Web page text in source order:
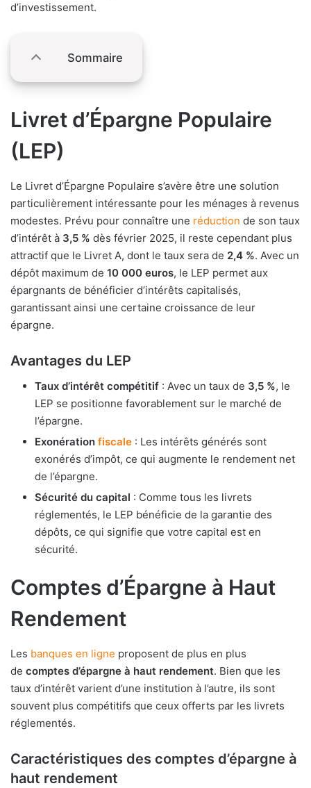
d’investissement.
Sommaire
Livret d’Épargne Populaire
(LEP)
Le Livret d’Épargne Populaire s’avère être une solution
particulièrement intéressante pour les ménages à revenus
modestes. Prévu pour connaître une réduction de son taux
d’intérêt à 3,5 % dès février 2025, il reste cependant plus
attractif que le Livret A, dont le taux sera de 2,4 %. Avec un
dépôt maximum de 10 000 euros, le LEP permet aux
épargnants de bénéficier d’intérêts capitalisés,
garantissant ainsi une certaine croissance de leur
épargne.
Avantages du LEP
Taux d’intérêt compétitif : Avec un taux de 3,5 %, le
LEP se positionne favorablement sur le marché de
l’épargne.
Exonération fiscale : Les intérêts générés sont
exonérés d’impôt, ce qui augmente le rendement net
de l’épargne.
Sécurité du capital : Comme tous les livrets
réglementés, le LEP bénéficie de la garantie des
dépôts, ce qui signifie que votre capital est en
sécurité.
Comptes d’Épargne à Haut
Rendement
Les banques en ligne proposent de plus en plus
de comptes d’épargne à haut rendement. Bien que les
taux d’intérêt varient d’une institution à l’autre, ils sont
souvent plus compétitifs que ceux offerts par les livrets
réglementés.
Caractéristiques des comptes d’épargne à
haut rendement